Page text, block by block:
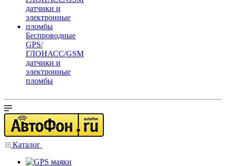
Беспроводные
GPS/
ГЛОНАСС/GSM
датчики и
электронные
пломбы
Каталог